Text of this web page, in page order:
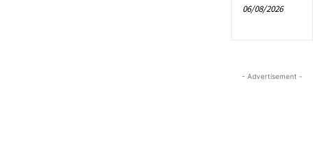
06/08/2026
- Advertisement -